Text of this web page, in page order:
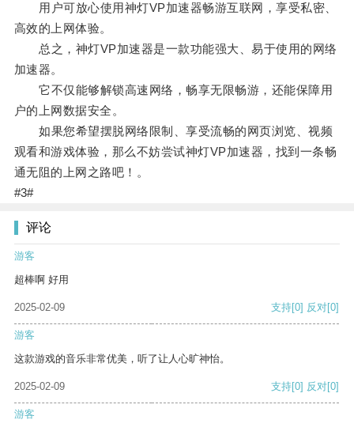
用户可放心使用神灯VP加速器畅游互联网，享受私密、
高效的上网体验。
总之，神灯VP加速器是一款功能强大、易于使用的网络
加速器。
它不仅能够解锁高速网络，畅享无限畅游，还能保障用
户的上网数据安全。
如果您希望摆脱网络限制、享受流畅的网页浏览、视频
观看和游戏体验，那么不妨尝试神灯VP加速器，找到一条畅
通无阻的上网之路吧！。
#3#
评论
游客
超棒啊 好用
2025-02-09 支持[0] 反对[0]
游客
这款游戏的音乐非常优美，听了让人心旷神怡。
2025-02-09 支持[0] 反对[0]
游客